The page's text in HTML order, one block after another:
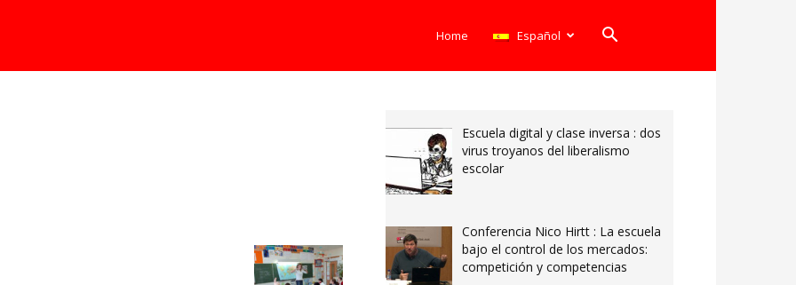
Home Español
Escuela digital y clase inversa : dos
virus troyanos del liberalismo
escolar
Conferencia Nico Hirtt : La escuela
bajo el control de los mercados:
competición y competencias